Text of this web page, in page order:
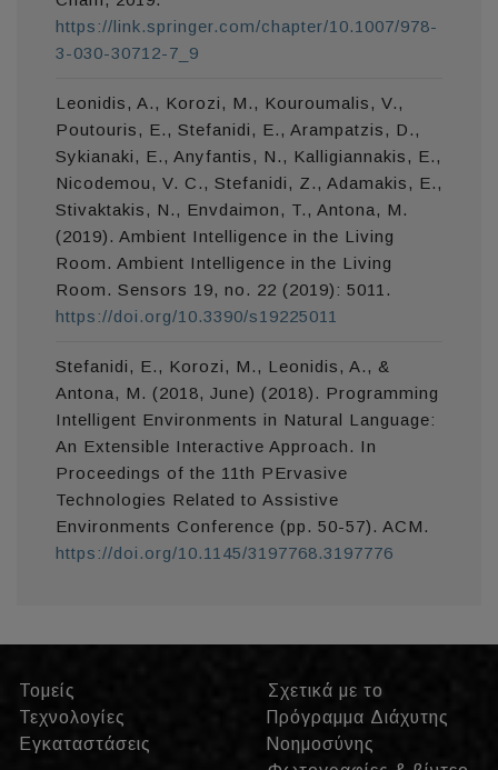
https://link.springer.com/chapter/10.1007/978-
3-030-30712-7_9
Leonidis, A., Korozi, M., Kouroumalis, V.,
Poutouris, E., Stefanidi, E., Arampatzis, D.,
Sykianaki, E., Anyfantis, N., Kalligiannakis, E.,
Nicodemou, V. C., Stefanidi, Z., Adamakis, E.,
Stivaktakis, N., Envdaimon, T., Antona, M.
(2019). Ambient Intelligence in the Living
Room. Ambient Intelligence in the Living
Room. Sensors 19, no. 22 (2019): 5011.
https://doi.org/10.3390/s19225011
Stefanidi, E., Korozi, M., Leonidis, A., &
Antona, M. (2018, June) (2018). Programming
Intelligent Environments in Natural Language:
An Extensible Interactive Approach. In
Proceedings of the 11th PErvasive
Technologies Related to Assistive
Environments Conference (pp. 50-57). ACM.
https://doi.org/10.1145/3197768.3197776
Τομείς
Τεχνολογίες
Εγκαταστάσεις
Σχετικά με το
Πρόγραμμα Διάχυτης
Νοημοσύνης